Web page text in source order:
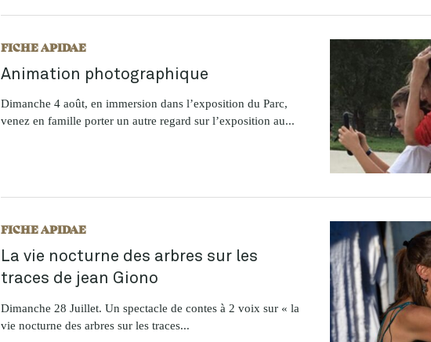
FICHE APIDAE
Animation photographique
Dimanche 4 août, en immersion dans l’exposition du Parc,
venez en famille porter un autre regard sur l’exposition au...
FICHE APIDAE
La vie nocturne des arbres sur les
traces de jean Giono
Dimanche 28 Juillet. Un spectacle de contes à 2 voix sur « la
vie nocturne des arbres sur les traces...